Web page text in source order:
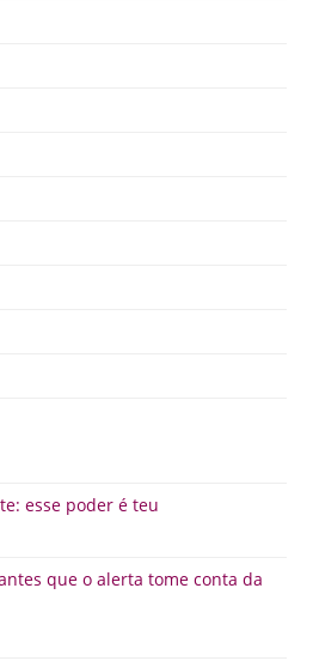
esse poder é teu
que o alerta tome conta da